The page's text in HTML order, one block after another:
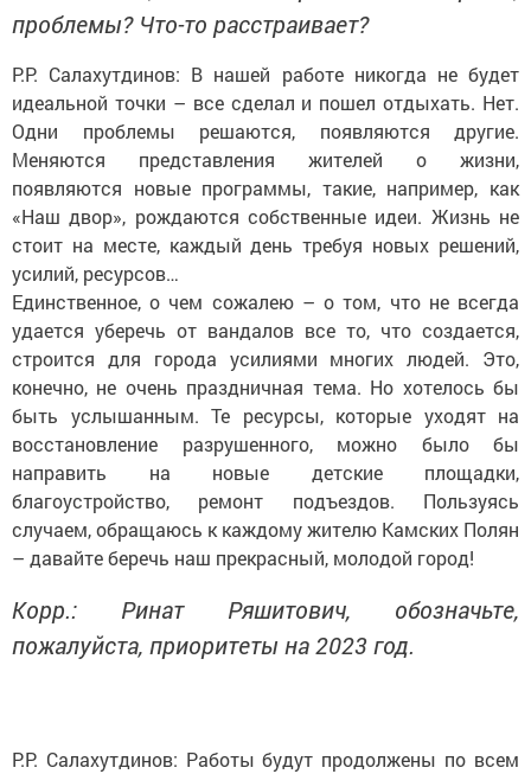
проблемы? Что-то расстраивает?
Р.Р. Салахутдинов: В нашей работе никогда не будет
идеальной точки – все сделал и пошел отдыхать. Нет.
Одни проблемы решаются, появляются другие.
Меняются представления жителей о жизни,
появляются новые программы, такие, например, как
«Наш двор», рождаются собственные идеи. Жизнь не
стоит на месте, каждый день требуя новых решений,
усилий, ресурсов…
Единственное, о чем сожалею – о том, что не всегда
удается уберечь от вандалов все то, что создается,
строится для города усилиями многих людей. Это,
конечно, не очень праздничная тема. Но хотелось бы
быть услышанным. Те ресурсы, которые уходят на
восстановление разрушенного, можно было бы
направить на новые детские площадки,
благоустройство, ремонт подъездов. Пользуясь
случаем, обращаюсь к каждому жителю Камских Полян
– давайте беречь наш прекрасный, молодой город!
Корр.: Ринат Ряшитович, обозначьте,
пожалуйста, приоритеты на 2023 год.
Р.Р. Салахутдинов: Работы будут продолжены по всем